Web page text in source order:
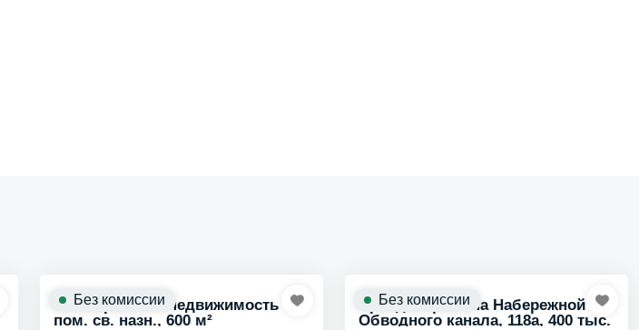
Коммерческая недвижимость
пом. св. назн., 600 м²
Без комиссии
Аренда офиса на Набережной
Обводного канала, 118а, 400 тыс.
Без комиссии